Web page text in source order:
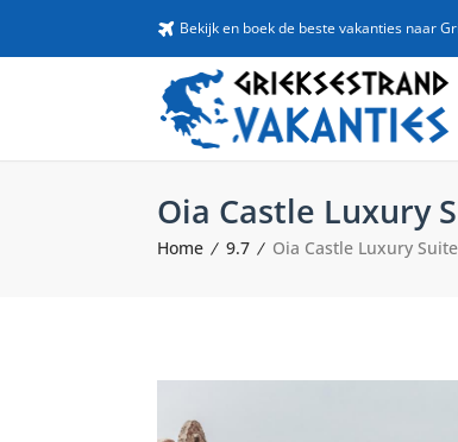
Bekijk en boek de beste vakanties naar
Oia Castle Luxury
Home 9.7 Oia Castle Luxury